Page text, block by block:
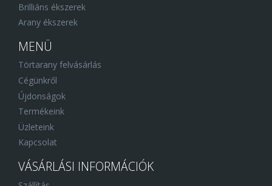
Brilliáns ékszerek
Arany ékszerek
MENÜ
Törtarany felvásárlás
Cégünkről
Újdonságok
Termékeink
Üzleteink
Kapcsolat
VÁSÁRLÁSI INFORMÁCIÓK